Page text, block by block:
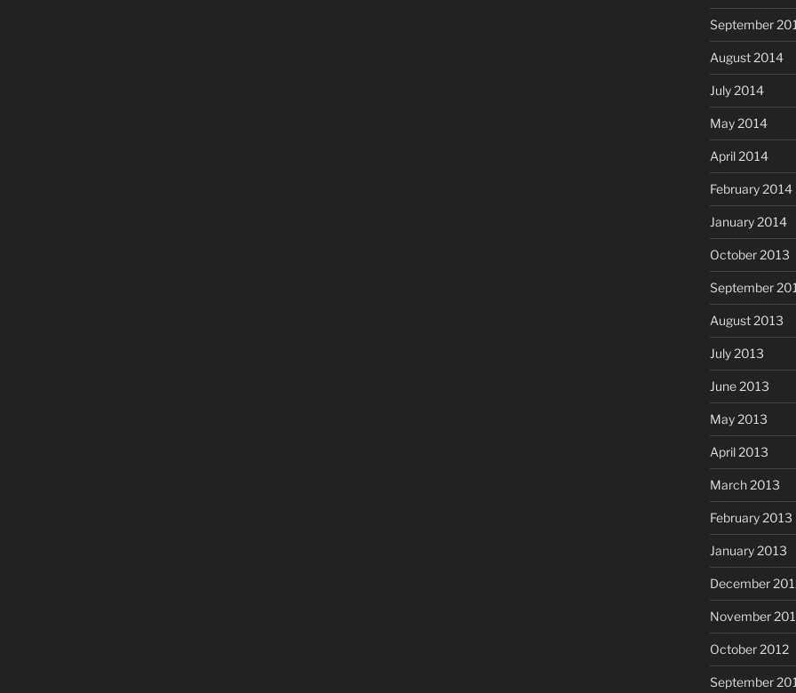
September
August 2014
July 2014
May 2014
April 2014
February 2014
January 2014
October 2013
September
August 2013
July 2013
June 2013
May 2013
April 2013
March 2013
February 2013
January 2013
December
November
October 2012
September